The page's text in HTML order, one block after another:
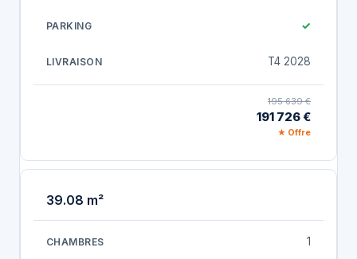
✓
T4 2028
195 639 €
191 726 €
★ Offre
39.08 m²
1